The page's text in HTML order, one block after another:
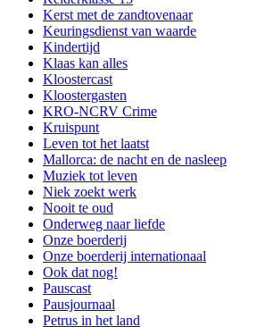
Kerst met de zandtovenaar
Keuringsdienst van waarde
Kindertijd
Klaas kan alles
Kloostercast
Kloostergasten
KRO-NCRV Crime
Kruispunt
Leven tot het laatst
Mallorca: de nacht en de nasleep
Muziek tot leven
Niek zoekt werk
Nooit te oud
Onderweg naar liefde
Onze boerderij
Onze boerderij internationaal
Ook dat nog!
Pauscast
Pausjournaal
Petrus in het land